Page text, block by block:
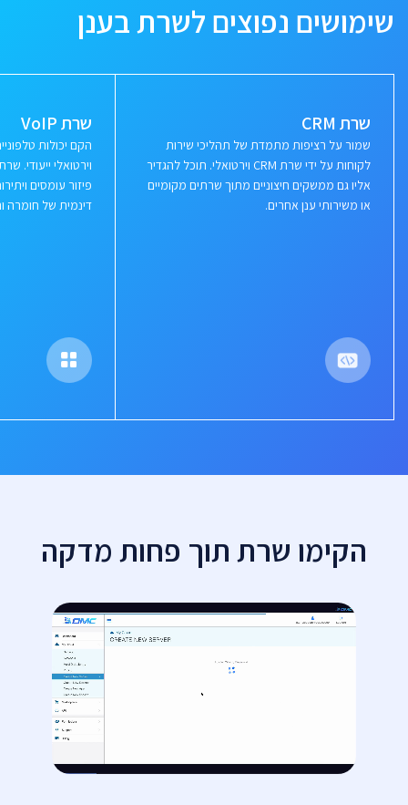
שימושים נפוצים לשרת בענן
שרת CRM
שמור על רציפות מתמדת של תהליכי שירות
לקוחות על ידי שרת CRM וירטואלי. תוכל להגדיר
אליו גם ממשקים חיצוניים מתוך שרתים מקומיים
או משירותי ענן אחרים.
שרת VoIP
הקם יכולות
וירטואלי ייעודי.
פיזור עומסים
דינמית של חומרה
הקימו שרת תוך פחות מדקה